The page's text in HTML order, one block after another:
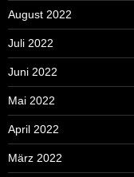
August 2022
Juli 2022
Juni 2022
Mai 2022
April 2022
März 2022